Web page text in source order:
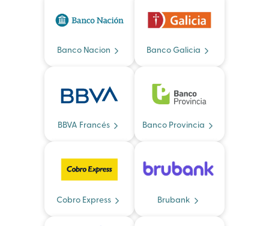
Banco Nacion Banco Galicia
BBVA Francés Banco Provincia
Cobro Express Brubank